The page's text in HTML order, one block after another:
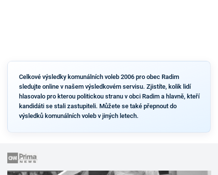
Celkové výsledky komunálních voleb 2006 pro obec Radim
sledujte online v našem výsledkovém servisu. Zjistíte, kolik lidí
hlasovalo pro kterou politickou stranu v obci Radim a hlavně, kteří
kandidáti se stali zastupiteli. Můžete se také přepnout do
výsledků komunálních voleb v jiných letech.